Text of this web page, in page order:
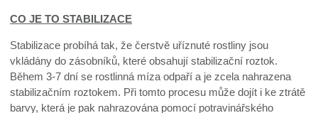
CO JE TO STABILIZACE
Stabilizace probíhá tak, že čerstvě uříznuté rostliny jsou
vkládány do zásobníků, které obsahují stabilizační roztok.
Během 3-7 dní se rostlinná míza odpaří a je zcela nahrazena
stabilizačním roztokem. Při tomto procesu může dojít i ke ztrátě
barvy, která je pak nahrazována pomocí potravinářského